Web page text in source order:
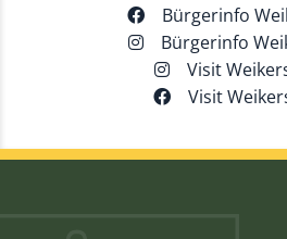
Bürgerinfo
Bürgerinfo
Visit
Visit